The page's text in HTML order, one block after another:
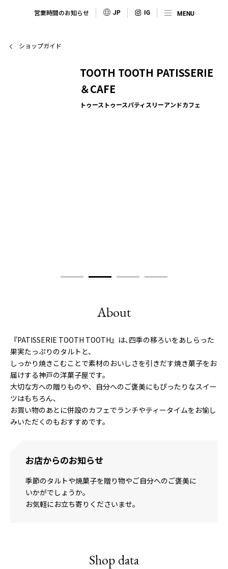
営業時間のお知らせ JP
ショップガイド
TOOTH TOOTH PATISSERIE
＆CAFE
トゥーストゥースパティスリーアンドカフェ
About
『PATISSERIE TOOTH TOOTH』は､四季の移ろいをあしらった
果実たっぷりのタルトと、
しっかり焼きこむことで素材のおいしさを引きだす焼き菓子をお
届けする神戸の洋菓子屋です。
大切な方への贈りものや、自分へのご褒美にもぴったりなスイー
ツはもちろん、
お買い物のあとに併設のカフェでランチやティータイムをお愉し
みいただくのもおすすめです。
お店からのお知らせ
季節のタルトや焼菓子を贈り物やご自分へのご褒美に
いかがでしょうか。
お気軽にお立ち寄りくださいませ。
Shop data